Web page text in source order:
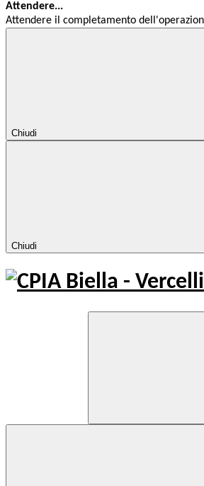
Attendere...
Attendere il completamento
Chiudi
Chiudi